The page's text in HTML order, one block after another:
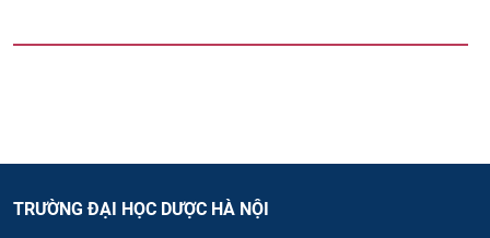
TRƯỜNG ĐẠI HỌC DƯỢC HÀ NỘI